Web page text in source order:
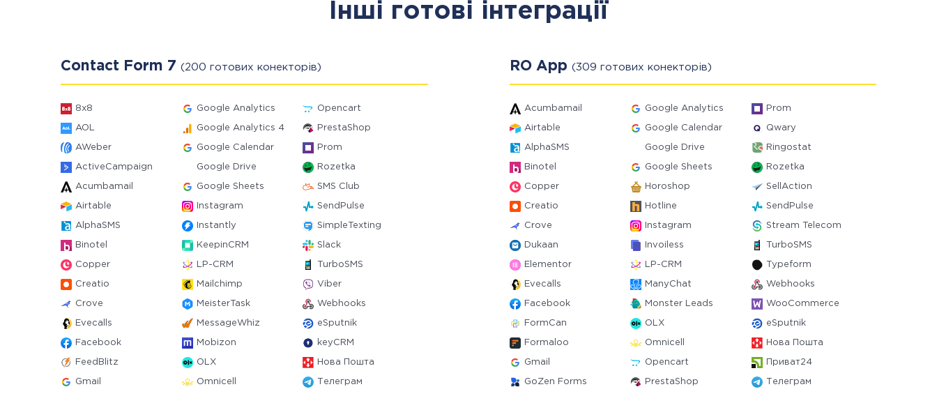
Інші готові інтеграції
Contact Form 7 (200 готових конекторів)
8x8 Google Analytics Opencart
AOL Google Analytics 4 PrestaShop
AWeber Google Calendar Prom
ActiveCampaign Google Drive Rozetka
Acumbamail Google Sheets SMS Club
Airtable Instagram SendPulse
AlphaSMS Instantly SimpleTexting
Binotel KeepinCRM Slack
Copper LP-CRM TurboSMS
Creatio Mailchimp Viber
Crove MeisterTask Webhooks
Evecalls MessageWhiz eSputnik
Facebook Mobizon keyCRM
FeedBlitz OLX Нова Пошта
Gmail Omnicell Телеграм
RO App (309 готових конекторів)
Acumbamail Google Analytics Prom
Airtable Google Calendar Qwary
AlphaSMS Google Drive Ringostat
Binotel Google Sheets Rozetka
Copper Horoshop SellAction
Creatio Hotline SendPulse
Crove Instagram Stream Telecom
Dukaan Invoiless TurboSMS
Elementor LP-CRM Typeform
Evecalls ManyChat Webhooks
Facebook Monster Leads WooCommerce
FormCan OLX eSputnik
Formaloo Omnicell Нова Пошта
Gmail Opencart Приват24
GoZen Forms PrestaShop Телеграм